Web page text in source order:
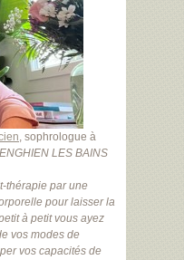
, sophrologue à
LES BAINS
thérapie par une
pour laisser la
à petit vous ayez
vos modes de
vos capacités de